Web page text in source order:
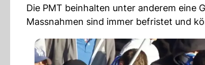
Die PMT beinhalten unter anderem eine
Massnahmen sind immer befristet und